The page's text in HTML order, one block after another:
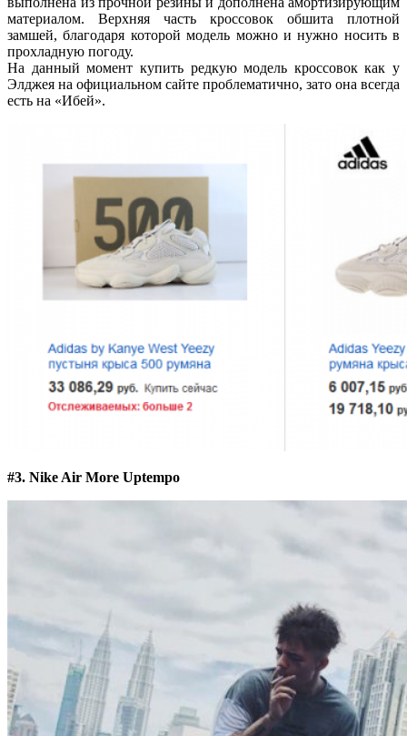
материалом. Верхняя часть кроссовок обшита плотной
замшей, благодаря которой модель можно и нужно носить в
прохладную погоду.
На данный момент купить редкую модель кроссовок как у
Элджея на официальном сайте проблематично, зато она всегда
есть на «Ибей».
#3. Nike Air More Uptempo